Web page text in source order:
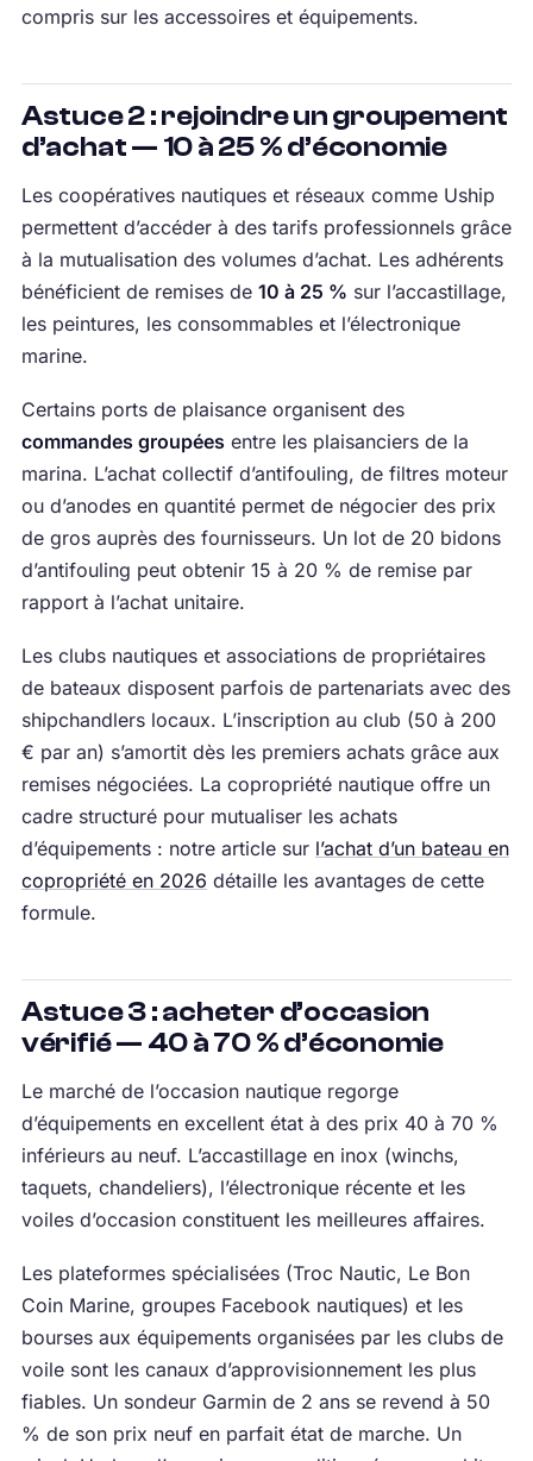
compris sur les accessoires et équipements.
Astuce 2 : rejoindre un groupement
d’achat — 10 à 25 % d’économie
Les coopératives nautiques et réseaux comme Uship
permettent d’accéder à des tarifs professionnels grâce
à la mutualisation des volumes d’achat. Les adhérents
bénéficient de remises de 10 à 25 % sur l’accastillage,
les peintures, les consommables et l’électronique
marine.
Certains ports de plaisance organisent des
commandes groupées entre les plaisanciers de la
marina. L’achat collectif d’antifouling, de filtres moteur
ou d’anodes en quantité permet de négocier des prix
de gros auprès des fournisseurs. Un lot de 20 bidons
d’antifouling peut obtenir 15 à 20 % de remise par
rapport à l’achat unitaire.
Les clubs nautiques et associations de propriétaires
de bateaux disposent parfois de partenariats avec des
shipchandlers locaux. L’inscription au club (50 à 200
€ par an) s’amortit dès les premiers achats grâce aux
remises négociées. La copropriété nautique offre un
cadre structuré pour mutualiser les achats
d’équipements : notre article sur l’achat d’un bateau en
copropriété en 2026 détaille les avantages de cette
formule.
Astuce 3 : acheter d’occasion
vérifié — 40 à 70 % d’économie
Le marché de l’occasion nautique regorge
d’équipements en excellent état à des prix 40 à 70 %
inférieurs au neuf. L’accastillage en inox (winchs,
taquets, chandeliers), l’électronique récente et les
voiles d’occasion constituent les meilleures affaires.
Les plateformes spécialisées (Troc Nautic, Le Bon
Coin Marine, groupes Facebook nautiques) et les
bourses aux équipements organisées par les clubs de
voile sont les canaux d’approvisionnement les plus
fiables. Un sondeur Garmin de 2 ans se revend à 50
% de son prix neuf en parfait état de marche. Un